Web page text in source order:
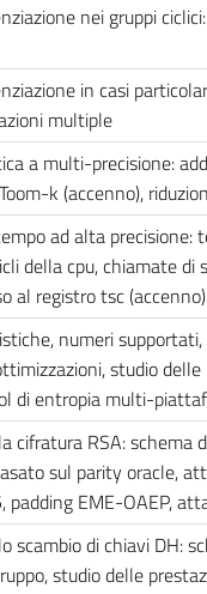
nei gruppi
in casi
multiple
a multi-precisione:
k (accenno),
ad alta
della cpu, chiamate
al registro tsc (accenno)
numeri
studio
di entropia multi-
cifratura RSA: schema
sul parity oracle,
padding EME-OAEP,
scambio di chiavi DH:
studio delle